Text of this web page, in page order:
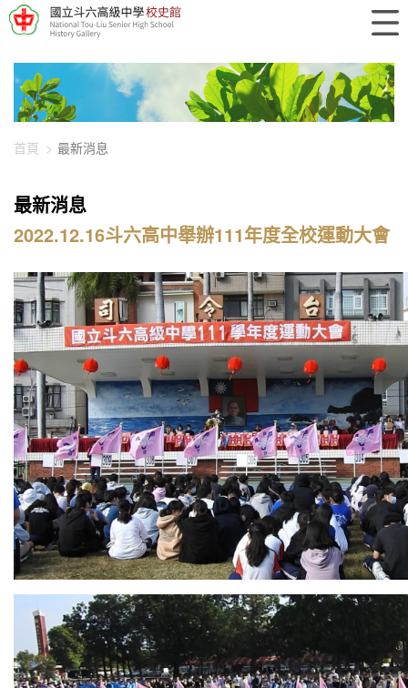
448-4048
首頁 最新消息
最新消息
2022.12.16斗六高中舉辦111年度全校運動大會